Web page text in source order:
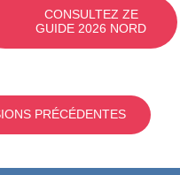
CONSULTEZ ZE
GUIDE 2026 NORD
PRÉCÉDENTES